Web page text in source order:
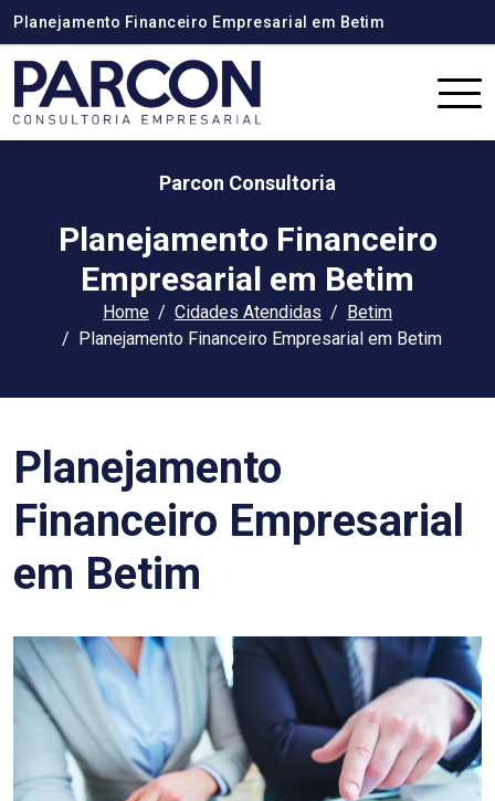
Planejamento Financeiro Empresarial em Betim
Parcon Consultoria
Planejamento Financeiro
Empresarial em Betim
Home Cidades Atendidas
Betim
Planejamento Financeiro Empresarial em Betim
Planejamento
Financeiro Empresarial
em Betim